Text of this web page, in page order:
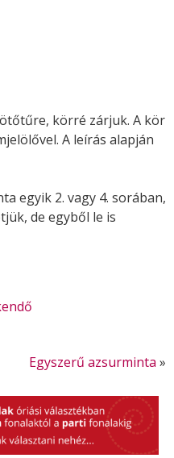
körré zárjuk. A kör
A leírás alapján
egyik 2. vagy 4. sorában,
de egyből le is
Egyszerű azsurminta »